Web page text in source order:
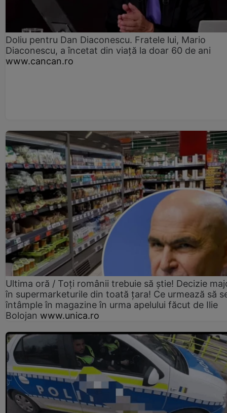
Doliu pentru Dan Diaconescu. Fratele lui, Mario
Diaconescu, a încetat din viață la doar 60 de ani
www.cancan.ro
Ultima oră / Toți românii trebuie să știe! Decizie
în supermarketurile din toată țara! Ce urmează să
întâmple în magazine în urma apelului făcut de Ilie
Bolojan www.unica.ro